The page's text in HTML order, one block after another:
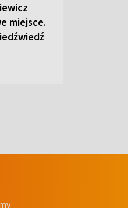
miejsce.